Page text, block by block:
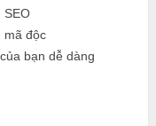
SEO
mã độc
bạn dễ dàng